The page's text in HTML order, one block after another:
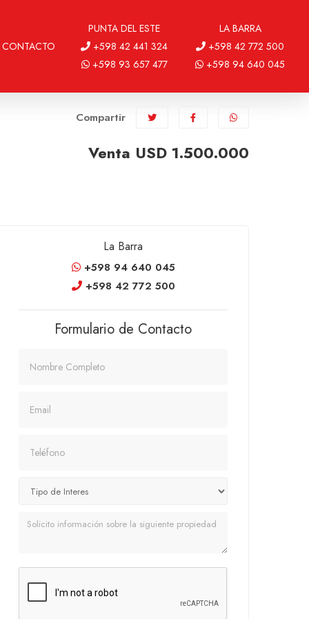
CONTACTO
PUNTA DEL ESTE
+598 42 441 324
+598 93 657 477
LA BARRA
+598 42 772 500
+598 94 640 045
Compartir
Venta USD 1.500.000
La Barra
+598 94 640 045
+598 42 772 500
Formulario de Contacto
Mensaje